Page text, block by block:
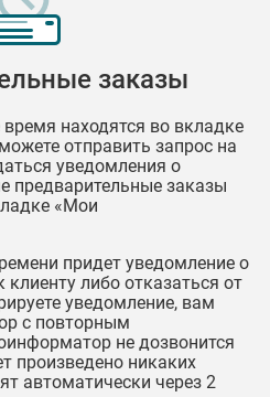
заказы
находятся во вкладке
отправить запрос на
уведомления о
предварительные заказы
«Мои
придет уведомление о
либо отказаться от
уведомление, вам
с повторным
не дозвонится
произведено никаких
автоматически через 2